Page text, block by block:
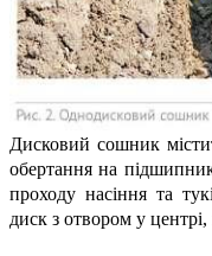
Дисковий сошник
обертання на
проходу насіння та
диск з отвором у